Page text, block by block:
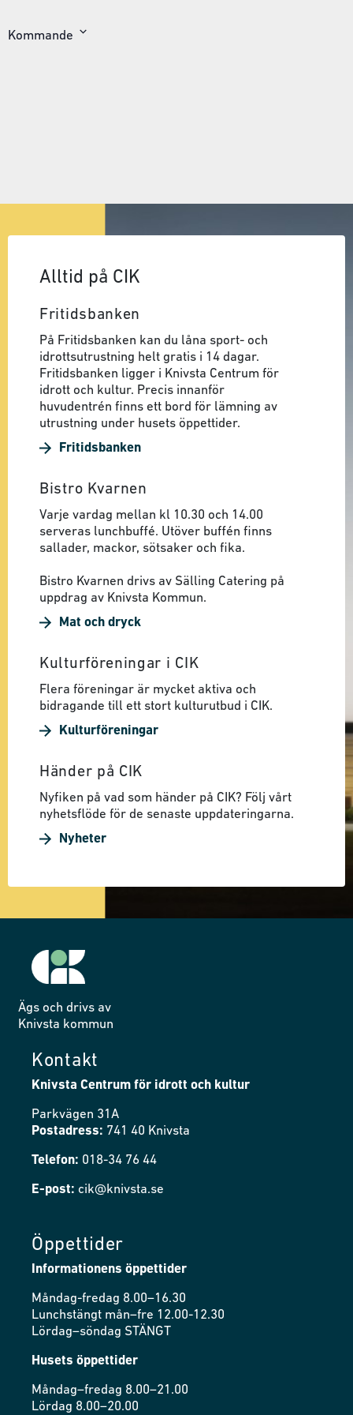
Kommande
Alltid på CIK
Fritidsbanken
På Fritidsbanken kan du låna sport- och
idrottsutrustning helt gratis i 14 dagar.
Fritidsbanken ligger i Knivsta Centrum för
idrott och kultur. Precis innanför
huvudentrén finns ett bord för lämning av
utrustning under husets öppettider.
Fritidsbanken
Bistro Kvarnen
Varje vardag mellan kl 10.30 och 14.00
serveras lunchbuffé. Utöver buffén finns
sallader, mackor, sötsaker och fika.
Bistro Kvarnen drivs av Sälling Catering på
uppdrag av Knivsta Kommun.
Mat och dryck
Kulturföreningar i CIK
Flera föreningar är mycket aktiva och
bidragande till ett stort kulturutbud i CIK.
Kulturföreningar
Händer på CIK
Nyfiken på vad som händer på CIK? Följ vårt
nyhetsflöde för de senaste uppdateringarna.
Nyheter
Ägs och drivs av
Knivsta kommun
Kontakt
Knivsta Centrum för idrott och kultur
Parkvägen 31A
Postadress: 741 40 Knivsta
Telefon: 018-34 76 44
E-post: cik@knivsta.se
Öppettider
Informationens öppettider
Måndag-fredag 8.00–16.30
Lunchstängt mån–fre 12.00-12.30
Lördag–söndag STÄNGT
Husets öppettider
Måndag–fredag 8.00–21.00
Lördag 8.00–20.00